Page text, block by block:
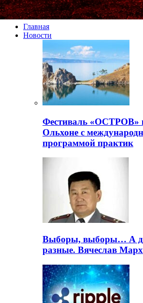
Главная
Новости
Фестиваль «ОСТРОВ»
Ольхоне с
программой практик
Выборы, выборы… А
разные. Вячеслав